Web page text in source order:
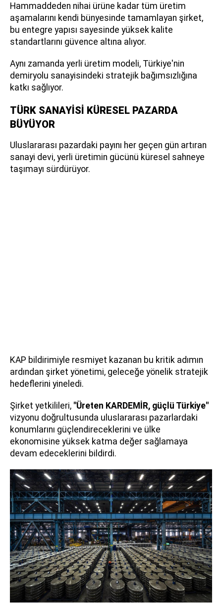
Hammaddeden nihai ürüne kadar tüm üretim
aşamalarını kendi bünyesinde tamamlayan şirket,
bu entegre yapısı sayesinde yüksek kalite
standartlarını güvence altına alıyor.
Aynı zamanda yerli üretim modeli, Türkiye'nin
demiryolu sanayisindeki stratejik bağımsızlığına
katkı sağlıyor.
TÜRK SANAYİSİ KÜRESEL PAZARDA
BÜYÜYOR
Uluslararası pazardaki payını her geçen gün artıran
sanayi devi, yerli üretimin gücünü küresel sahneye
taşımayı sürdürüyor.
KAP bildirimiyle resmiyet kazanan bu kritik adımın
ardından şirket yönetimi, geleceğe yönelik stratejik
hedeflerini yineledi.
Şirket yetkilileri, "Üreten KARDEMİR, güçlü Türkiye"
vizyonu doğrultusunda uluslararası pazarlardaki
konumlarını güçlendireceklerini ve ülke
ekonomisine yüksek katma değer sağlamaya
devam edeceklerini bildirdi.